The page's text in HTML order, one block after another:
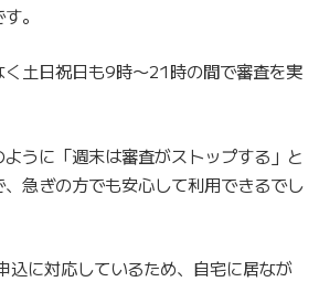
。
く土日祝日も9時〜21時の間で審査を実
うに「週末は審査がストップする」と
急ぎの方でも安心して利用できるでし
込に対応しているため、自宅に居なが